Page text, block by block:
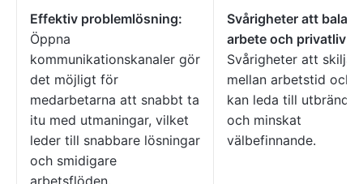
Effektiv problemlösning:
Öppna
kommunikationskanaler gör
det möjligt för
medarbetarna att snabbt ta
itu med utmaningar, vilket
leder till snabbare lösningar
och smidigare
arbetsflöden.
Svårigheter att
arbete och privatliv:
Svårigheter att skilja
mellan arbetstid och
kan leda till
och minskat
välbefinnande.